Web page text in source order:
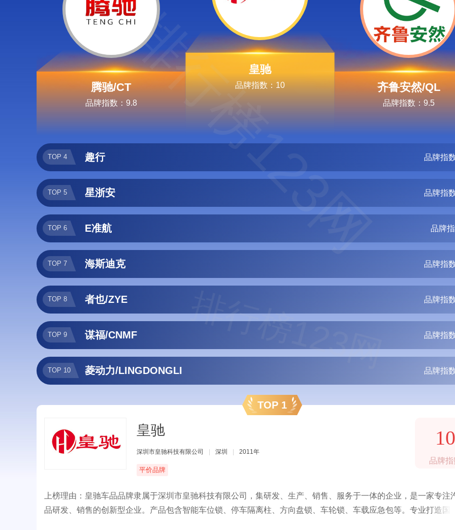
腾驰/CT
品牌指数：9.8
皇驰
品牌指数：10 齐鲁安然/QL
品牌指数：9.5
TOP 4 趣行 品牌指
TOP 5 星浙安 品牌指
TOP 6 E准航 品牌
TOP 7 海斯迪克 品牌指
TOP 8 者也/ZYE 品牌指
TOP 9 谋福/CNMF 品牌指
TOP 10 菱动力/LINGDONGLI 品牌指
TOP 1
皇驰
深圳市皇驰科技有限公司 深圳 2011年
平价品牌
10
品牌指
上榜理由：皇驰车品品牌隶属于深圳市皇驰科技有限公司，集研发、生产、销售、服务于一体的企业，是一家专注
品研发、销售的创新型企业。产品包含智能车位锁、停车隔离柱、方向盘锁、车轮锁、车载应急包等。专业打造国
排行榜123网
排行榜123网